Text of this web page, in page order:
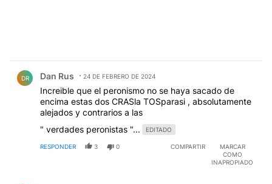
DR Dan Rus 24 DE FEBRERO DE 2024
Increible que el peronismo no se haya sacado de
encima estas dos CRASla TOSparasi , absolutamente
alejados y contrarios a las
" verdades peronistas "...
EDITADO
RESPONDER 3 0 COMPARTIR
MARCAR
COMO
INAPROPIADO